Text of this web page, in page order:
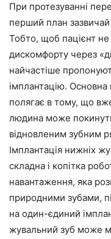
При протезуванні
перший план
Тобто, щоб пацієнт не
дискомфорту через
найчастіше
імплантацію. Основна
полягає в тому, що
людина може
відновленим зубним
Імплантація нижніх
складна і копітка
навантаження, яка
природними зубами,
на один-єдиний
жувальний зуб може